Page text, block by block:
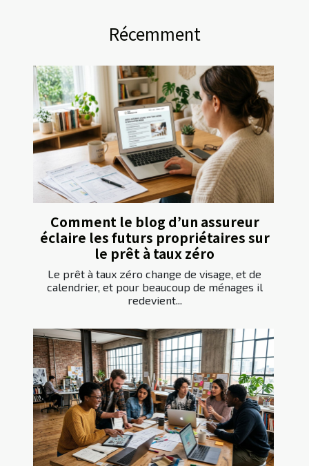
Récemment
Comment le blog d’un assureur
éclaire les futurs propriétaires sur
le prêt à taux zéro
Le prêt à taux zéro change de visage, et de
calendrier, et pour beaucoup de ménages il
redevient...